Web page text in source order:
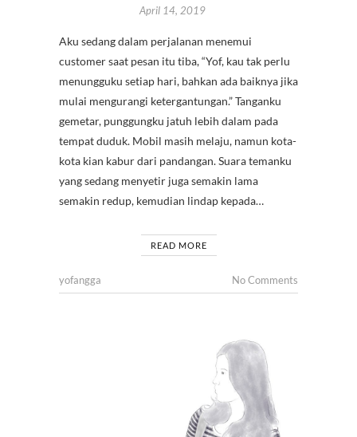
April 14, 2019
Aku sedang dalam perjalanan menemui
customer saat pesan itu tiba, “Yof, kau tak perlu
menungguku setiap hari, bahkan ada baiknya jika
mulai mengurangi ketergantungan.” Tanganku
gemetar, punggungku jatuh lebih dalam pada
tempat duduk. Mobil masih melaju, namun kota-
kota kian kabur dari pandangan. Suara temanku
yang sedang menyetir juga semakin lama
semakin redup, kemudian lindap kepada…
READ MORE
yofangga No Comments